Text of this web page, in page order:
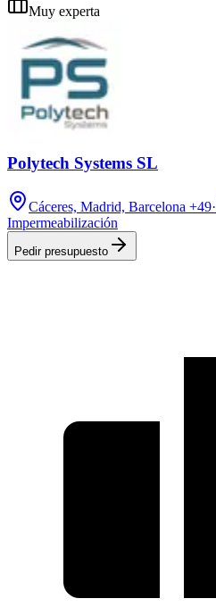
Muy experta
Polytech Systems SL
Cáceres, Madrid, Barcelona +49·
Impermeabilización
Pedir presupuesto